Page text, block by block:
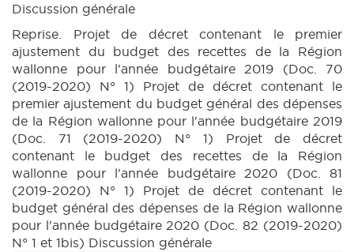
|BUDGET 82 n3 annexe 6 et 6bis (2019-2020)
(PDF)
|BT 68 (2019-2020) (PDF) |CRAC
45 (2019-2020) (PDF)
| CRIC 45 (2019-2020)
(PDF)
|
Discussion générale
Reprise. Projet de décret contenant le premier
ajustement du budget des recettes de la Région
wallonne pour l'année budgétaire 2019 (Doc. 70
(2019-2020) N° 1) Projet de décret contenant le
premier ajustement du budget général des dépenses
de la Région wallonne pour l'année budgétaire 2019
(Doc. 71 (2019-2020) N° 1) Projet de décret
contenant le budget des recettes de la Région
wallonne pour l'année budgétaire 2020 (Doc. 81
(2019-2020) N° 1) Projet de décret contenant le
budget général des dépenses de la Région wallonne
pour l'année budgétaire 2020 (Doc. 82 (2019-2020)
N° 1 et 1bis) Discussion générale